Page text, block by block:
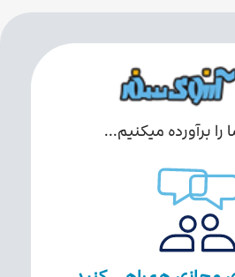
را برآورده میکنیم...